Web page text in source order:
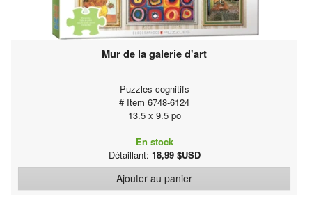
Mur de la galerie d'art
Puzzles cognitifs
# Item 6748-6124
13.5 x 9.5 po
En stock
Détaillant: 18,99 $USD
Ajouter au panier